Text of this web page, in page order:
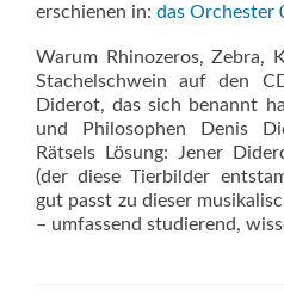
erschienen in: das Orchester
Warum Rhinozeros, Zebra,
Stachel­schwein auf den
Diderot, das sich be­nannt
und Philosophen Denis
Rätsels Lösung: Jener
(der diese Tierbilder
gut passt zu dieser
– umfassend studierend,